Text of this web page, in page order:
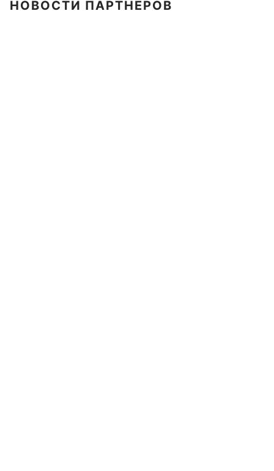
НОВОСТИ ПАРТНЕРОВ